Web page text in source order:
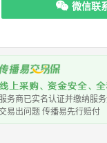
微信联
服务商已实名认证并缴纳服
易出问题 传播易先行赔付